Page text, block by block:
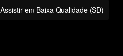
Assistir em Baixa Qualidade (SD)